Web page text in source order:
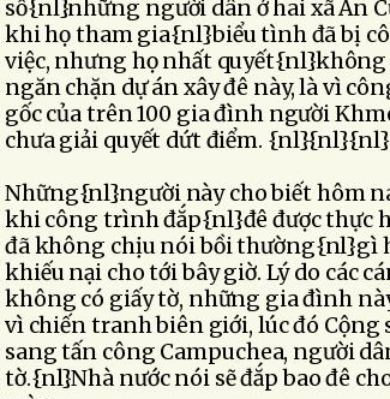
số{nl}những người dân ở hai xã An
khi họ tham gia{nl}biểu tình đã bị
việc, nhưng họ nhất
ngăn chặn dự án xây đê này, là vì
gốc của trên 100 gia đình người
chưa giải quyết dứt điểm. {nl}{nl}{nl}
Những{nl}người này cho biết hôm
khi công trình đắp{nl}đê được thực
đã không chịu nói bồi thường{nl}gì
khiếu nại cho tới bây giờ. Lý do các
không có giấy tờ, những gia đình
vì chiến tranh biên giới, lúc đó Cộng
sang tấn công Campuchea, người
tờ.{nl}Nhà nước nói sẽ đắp bao đê